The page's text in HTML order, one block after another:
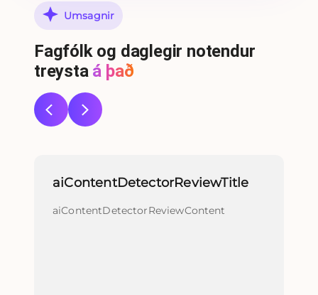
Umsagnir
Fagfólk og daglegir notendur
treysta á það
aiContentDetectorReviewTitle
aiContentDetectorReviewContent